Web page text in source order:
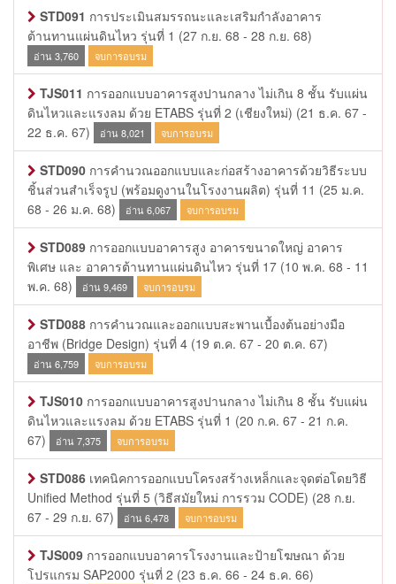
STD091 การประเมินสมรรถนะและเสริมกำลังอาคาร
ต้านทานแผ่นดินไหว รุ่นที่ 1 (27 ก.ย. 68 - 28 ก.ย. 68)
อ่าน 3,760 จบการอบรม
TJS011 การออกแบบอาคารสูงปานกลาง ไม่เกิน 8 ชั้น รับแผ่น
ดินไหวและแรงลม ด้วย ETABS รุ่นที่ 2 (เชียงใหม่) (21 ธ.ค. 67 -
22 ธ.ค. 67)
อ่าน 8,021 จบการอบรม
STD090 การคำนวณออกแบบและก่อสร้างอาคารด้วยวิธีระบบ
ชิ้นส่วนสำเร็จรูป (พร้อมดูงานในโรงงานผลิต) รุ่นที่ 11 (25 ม.ค.
68 - 26 ม.ค. 68)
อ่าน 6,067 จบการอบรม
STD089 การออกแบบอาคารสูง อาคารขนาดใหญ่ อาคาร
พิเศษ และ อาคารต้านทานแผ่นดินไหว รุ่นที่ 17 (10 พ.ค. 68 - 11
พ.ค. 68)
อ่าน 9,469 จบการอบรม
STD088 การคำนวณและออกแบบสะพานเบื้องต้นอย่างมือ
อาชีพ (Bridge Design) รุ่นที่ 4 (19 ต.ค. 67 - 20 ต.ค. 67)
อ่าน 6,759 จบการอบรม
TJS010 การออกแบบอาคารสูงปานกลาง ไม่เกิน 8 ชั้น รับแผ่น
ดินไหวและแรงลม ด้วย ETABS รุ่นที่ 1 (20 ก.ค. 67 - 21 ก.ค.
67)
อ่าน 7,375 จบการอบรม
STD086 เทคนิคการออกแบบโครงสร้างเหล็กและจุดต่อโดยวิธี
Unified Method รุ่นที่ 5 (วิธีสมัยใหม่ การรวม CODE) (28 ก.ย.
67 - 29 ก.ย. 67)
อ่าน 6,478 จบการอบรม
TJS009 การออกแบบอาคารโรงงานและป้ายโฆษณา ด้วย
โปรแกรม SAP2000 รุ่นที่ 2 (23 ธ.ค. 66 - 24 ธ.ค. 66)